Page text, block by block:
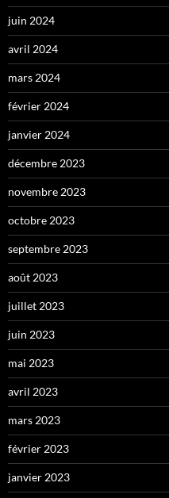
juin 2024
avril 2024
mars 2024
février 2024
janvier 2024
décembre 2023
novembre 2023
octobre 2023
septembre 2023
août 2023
juillet 2023
juin 2023
mai 2023
avril 2023
mars 2023
février 2023
janvier 2023